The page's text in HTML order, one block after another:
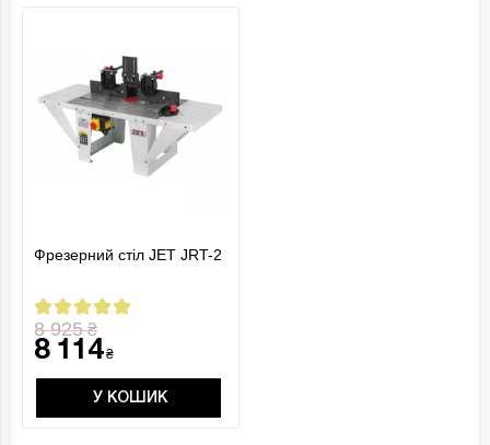
Фрезерний стіл JET JRT-2
8 925₴
8 114₴
У КОШИК